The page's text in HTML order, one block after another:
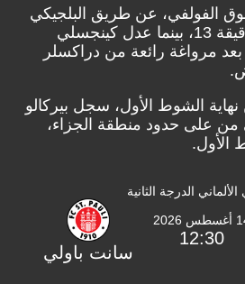
الفولفي، عن طريق البلجيكي
ديفوك أوريجي في الدقيقة 13، بينما عدل كينجسلي
النتيجة في الدقيقة 34 بعد مرواغة رائعة من دراكسلر
الشوط الأول، سجل بيركالو
من على حدود منطقة الجزاء،
الأول.
الدرجة الثانية
2026
12:30
سانت باولي